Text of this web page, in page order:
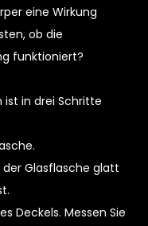
eine Wirkung
ob die
funktioniert?
in drei Schritte
Glasflasche glatt
Deckels. Messen Sie